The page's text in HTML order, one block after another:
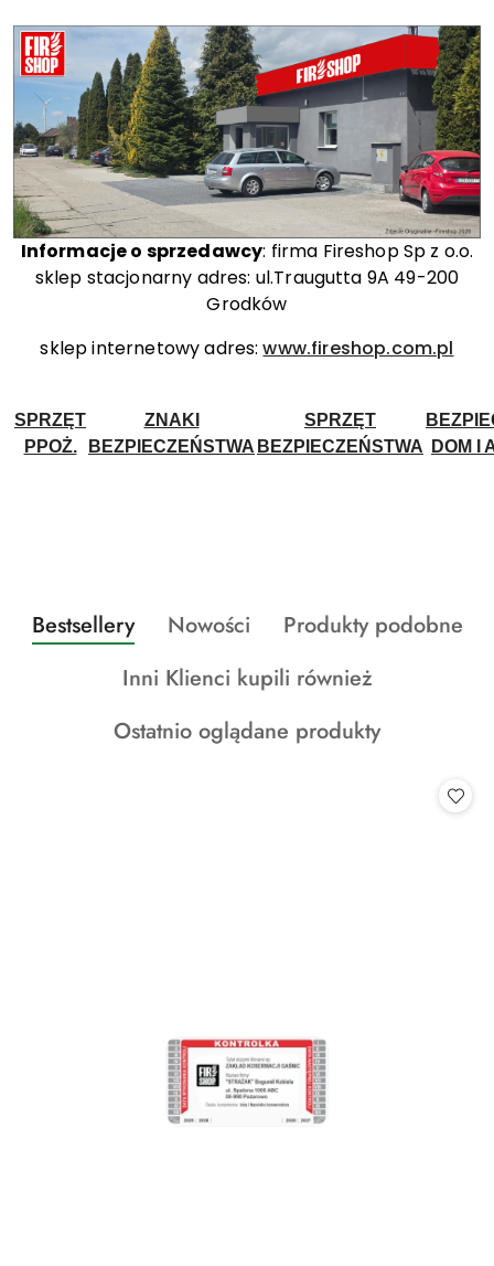
Informacje o sprzedawcy: firma Fireshop Sp z o.o.
sklep stacjonarny adres: ul.Traugutta 9A 49-200
Grodków
sklep internetowy adres:www.fireshop.com.pl
SPRZĘT
PPOŻ.
ZNAKI
BEZPIECZEŃSTWA
SPRZĘT
BEZPIECZEŃSTWA
DOM I
Pomiń karuzelę produktów
Produkty
o
Bestsellery
Produkty
statusie:
Nowości
Produkty
statusie:
Produkty podobne
Produkty
statusie:
Inni Klienci kupili również
Produkty
Ostatnio oglądane produkty